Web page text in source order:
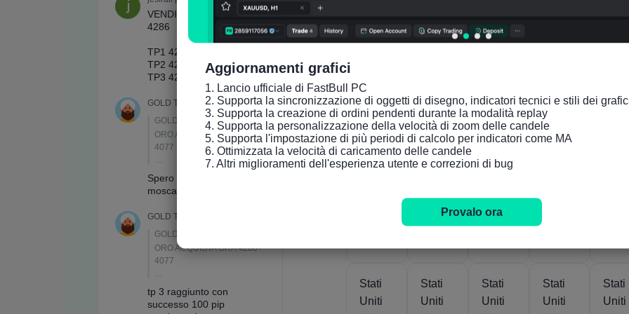
(Giugn
o)
7.359M
(Giugn
o)
7.9%
prelimi
re)
Stati
Uniti
Stati
Uniti
Stati
Uniti
Stati
Uniti
Stati
Uniti
Aggiornamenti grafici
1. Lancio ufficiale di FastBull PC
2. Supporta la sincronizzazione di oggetti di disegno, indicatori tecnici e stili dei
3. Supporta la creazione di ordini pendenti durante la modalità replay
4. Supporta la personalizzazione della velocità di zoom delle candele
5. Supporta l'impostazione di più periodi di calcolo per indicatori come MA
6. Ottimizzata la velocità di caricamento delle candele
7. Altri miglioramenti dell'esperienza utente e correzioni di bug
Provalo ora